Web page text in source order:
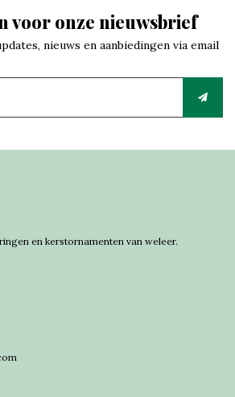
voor onze nieuwsbrief
nieuws en aanbiedingen via email
en kerstornamenten van weleer.